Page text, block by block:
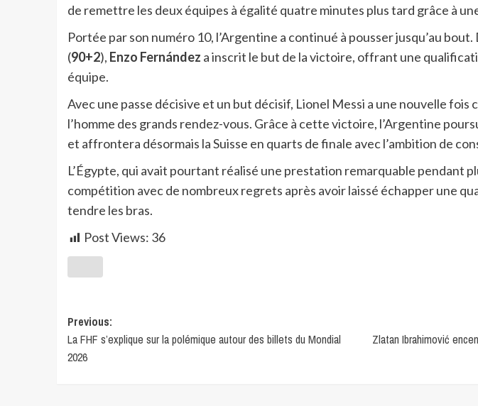
de remettre les deux équipes à égalité quatre minutes plus tard grâce à
Portée par son numéro 10, l’Argentine a continué à pousser jusqu’au
(90+2), Enzo Fernández a inscrit le but de la victoire, offrant une
équipe.
Avec une passe décisive et un but décisif, Lionel Messi a une nouvelle fois
l’homme des grands rendez-vous. Grâce à cette victoire, l’Argentine
et affrontera désormais la Suisse en quarts de finale avec l’ambition de
L’Égypte, qui avait pourtant réalisé une prestation remarquable pendant
compétition avec de nombreux regrets après avoir laissé échapper une
tendre les bras.
Post Views: 36
Previous:
La FHF s’explique sur la polémique autour des billets du Mondial
2026
Zlatan Ibrahimović